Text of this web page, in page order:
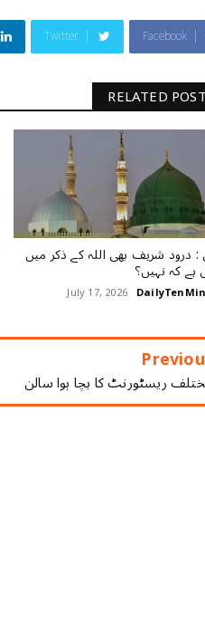
Facebook
Twitter
RELATED
درود شریف بھی اللہ کے ذکر میں
کہ نہیں؟
July 17, 2026
ریسٹورنٹ کا بچا ہوا سالن